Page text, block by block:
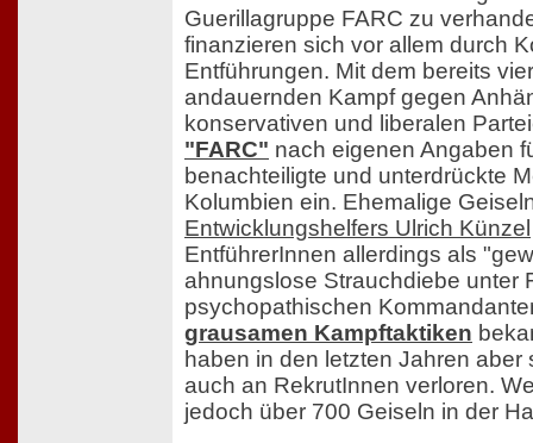
Guerillagruppe FARC zu
finanzieren sich vor allem durch
Entführungen. Mit dem bereits
andauernden Kampf gegen
konservativen und liberalen
"FARC" nach eigenen Angaben
benachteiligte und unterdrückte
Kolumbien ein. Ehemalige
Entwicklungshelfers Ulrich Künzel
EntführerInnen allerdings als
ahnungslose Strauchdiebe unter
psychopathischen
grausamen Kampftaktiken
haben in den letzten Jahren aber
auch an RekrutInnen verloren.
jedoch über 700 Geiseln in der